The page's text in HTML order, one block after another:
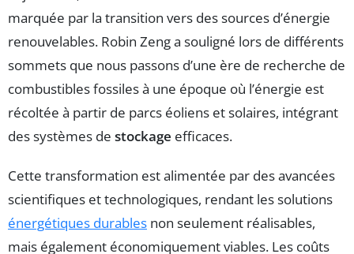
marquée par la transition vers des sources d’énergie
renouvelables. Robin Zeng a souligné lors de différents
sommets que nous passons d’une ère de recherche de
combustibles fossiles à une époque où l’énergie est
récoltée à partir de parcs éoliens et solaires, intégrant
des systèmes de stockage efficaces.
Cette transformation est alimentée par des avancées
scientifiques et technologiques, rendant les solutions
énergétiques durables non seulement réalisables,
mais également économiquement viables. Les coûts